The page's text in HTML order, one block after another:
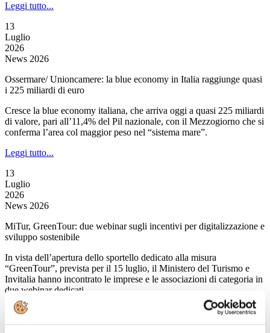
Leggi tutto...
13
Luglio
2026
News 2026
Ossermare/ Unioncamere: la blue economy in Italia raggiunge quasi
i 225 miliardi di euro
Cresce la blue economy italiana, che arriva oggi a quasi 225 miliardi
di valore, pari all’11,4% del Pil nazionale, con il Mezzogiorno che si
conferma l’area col maggior peso nel “sistema mare”.
Leggi tutto...
13
Luglio
2026
News 2026
MiTur, GreenTour: due webinar sugli incentivi per digitalizzazione e
sviluppo sostenibile
In vista dell’apertura dello sportello dedicato alla misura
“GreenTour”, prevista per il 15 luglio, il Ministero del Turismo e
Invitalia hanno incontrato le imprese e le associazioni di categoria in
due webinar dedicati.
Leggi tutto...